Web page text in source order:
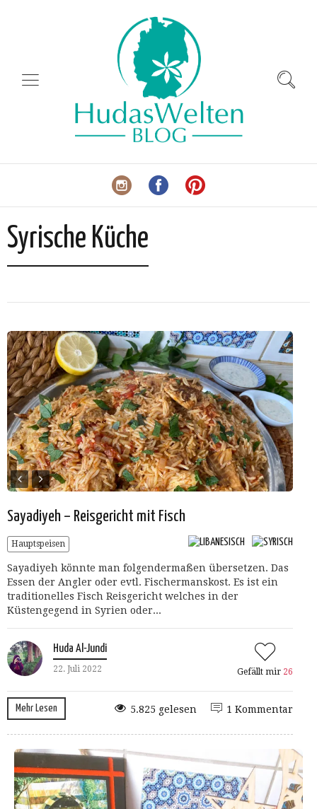
Syrische Küche
Sayadiyeh – Reisgericht mit Fisch
Hauptspeisen
Sayadiyeh könnte man folgendermaßen übersetzen. Das
Essen der Angler oder evtl. Fischermanskost. Es ist ein
traditionelles Fisch Reisgericht welches in der
Küstengegend in Syrien oder...
Huda Al-Jundi
22. Juli 2022 Gefällt mir 26
Mehr Lesen 1 Kommentar
5.825 gelesen